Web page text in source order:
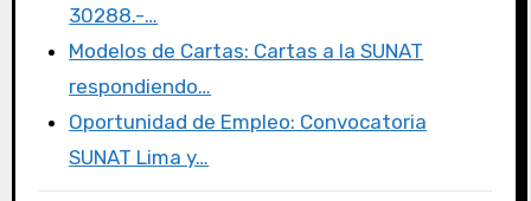
30288.-…
Modelos de Cartas: Cartas a la SUNAT
respondiendo…
Oportunidad de Empleo: Convocatoria
SUNAT Lima y…